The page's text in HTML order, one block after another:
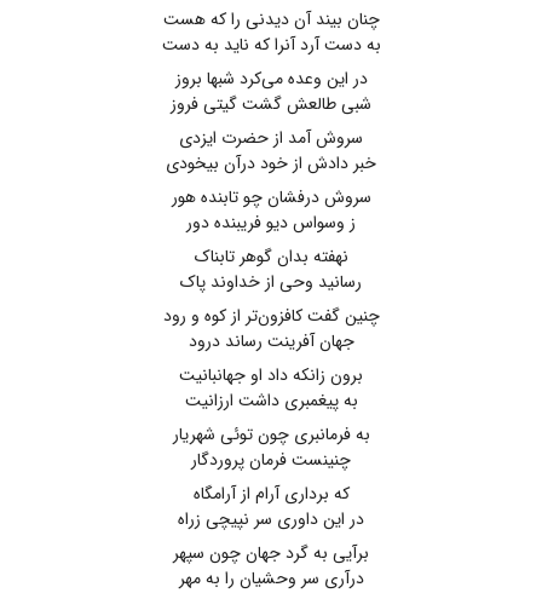
چنان بیند آن دیدنی را که هست
به دست آرد آنرا که ناید به دست
در این وعده می‌کرد شبها بروز
شبی طالعش گشت گیتی فروز
سروش آمد از حضرت ایزدی
خبر دادش از خود درآن بیخودی
سروش درفشان چو تابنده هور
ز وسواس دیو فریبنده دور
نهفته بدان گوهر تابناک
رسانید وحی از خداوند پاک
چنین گفت کافزون‌تر از کوه و رود
جهان آفرینت رساند درود
برون زانکه داد او جهانبانیت
به پیغمبری داشت ارزانیت
به فرمانبری چون توئی شهریار
چنینست فرمان پروردگار
که برداری آرام از آرامگاه
در این داوری سر نپیچی زراه
برآیی به گرد جهان چون سپهر
درآری سر وحشیان را به مهر